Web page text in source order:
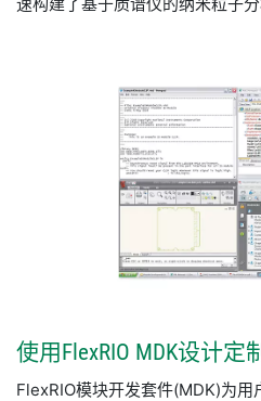
使用 FlexRIO MDK设计定
FlexRIO模块开发套件(MDK)为